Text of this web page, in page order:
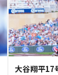
大谷翔平17